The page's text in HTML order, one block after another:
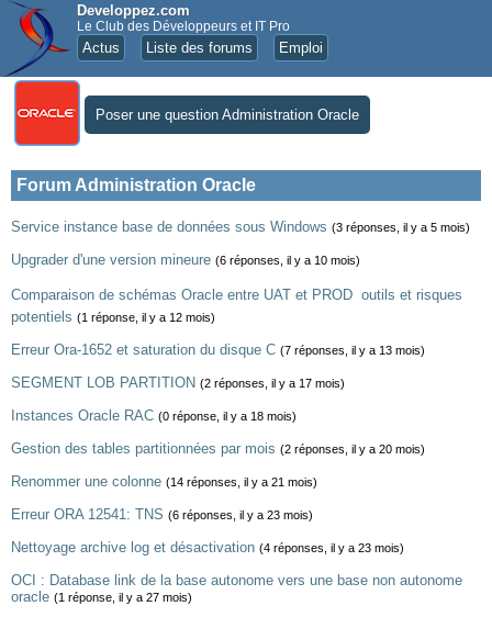
Developpez.com
Le Club des Développeurs et IT Pro
Actus Liste des forums Emploi
Poser une question Administration Oracle
Forum Administration Oracle
Service instance base de données sous Windows (3 réponses, il y a 5 mois)
Upgrader d'une version mineure (6 réponses, il y a 10 mois)
Comparaison de schémas Oracle entre UAT et PROD  outils et risques
potentiels (1 réponse, il y a 12 mois)
Erreur Ora-1652 et saturation du disque C (7 réponses, il y a 13 mois)
SEGMENT LOB PARTITION (2 réponses, il y a 17 mois)
Instances Oracle RAC (0 réponse, il y a 18 mois)
Gestion des tables partitionnées par mois (2 réponses, il y a 20 mois)
Renommer une colonne (14 réponses, il y a 21 mois)
Erreur ORA 12541: TNS (6 réponses, il y a 23 mois)
Nettoyage archive log et désactivation (4 réponses, il y a 23 mois)
OCI : Database link de la base autonome vers une base non autonome
oracle (1 réponse, il y a 27 mois)